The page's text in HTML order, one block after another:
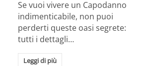
Se vuoi vivere un Capodanno
indimenticabile, non puoi
perderti queste oasi segrete:
tutti i dettagli…
Leggi di più